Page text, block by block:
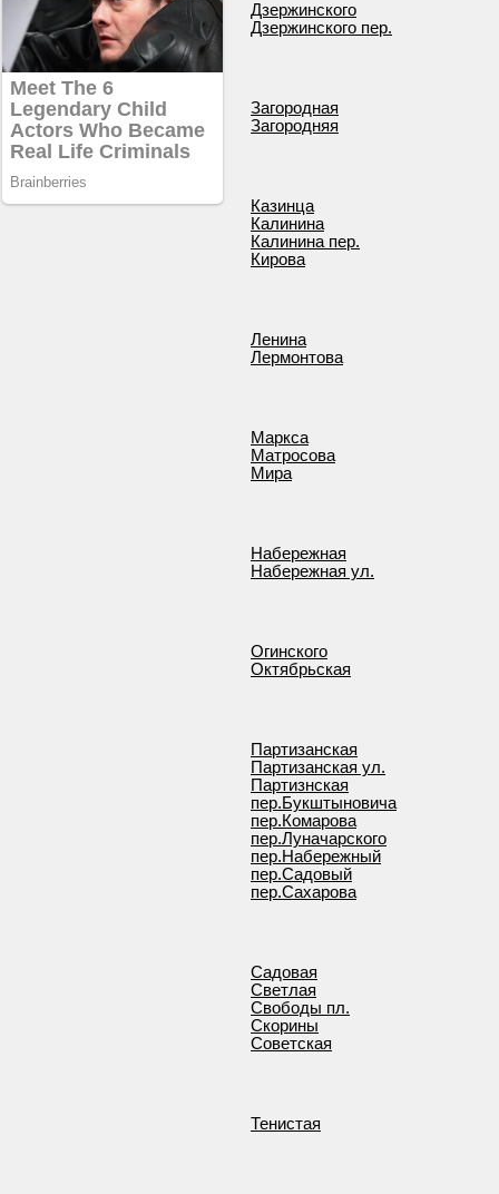
Дзержинского
Дзержинского пер.
Загородная
Загородняя
Казинца
Калинина
Калинина пер.
Кирова
Ленина
Лермонтова
Маркса
Матросова
Мира
Набережная
Набережная ул.
Огинского
Октябрьская
Партизанская
Партизанская ул.
Партизнская
пер.Букштыновича
пер.Комарова
пер.Луначарского
пер.Набережный
пер.Садовый
пер.Сахарова
Садовая
Светлая
Свободы пл.
Скорины
Советская
Тенистая